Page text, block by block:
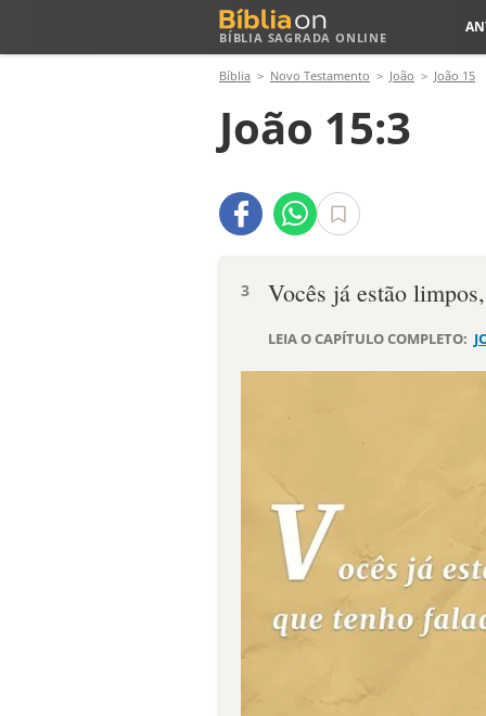
BÍBLIA SAGRADA ONLINE
Bíblia Novo Testamento João João 15
João 15:3
3 Vocês já estão
LEIA O CAPÍTULO COMPLETO: